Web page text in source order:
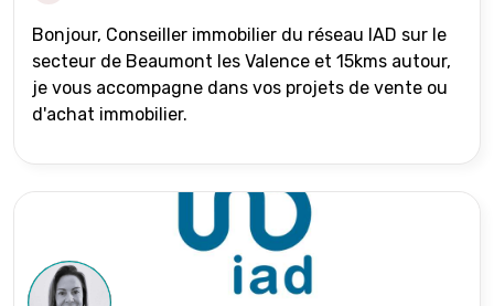
Bonjour, Conseiller immobilier du réseau IAD sur le
secteur de Beaumont les Valence et 15kms autour,
je vous accompagne dans vos projets de vente ou
d'achat immobilier.